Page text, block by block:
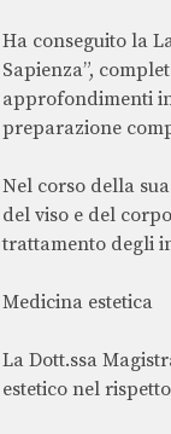
Ha conseguito la
Sapienza”,
approfondimenti
preparazione
Nel corso della
del viso e del
trattamento degli
Medicina estetica
La Dott.ssa
estetico nel